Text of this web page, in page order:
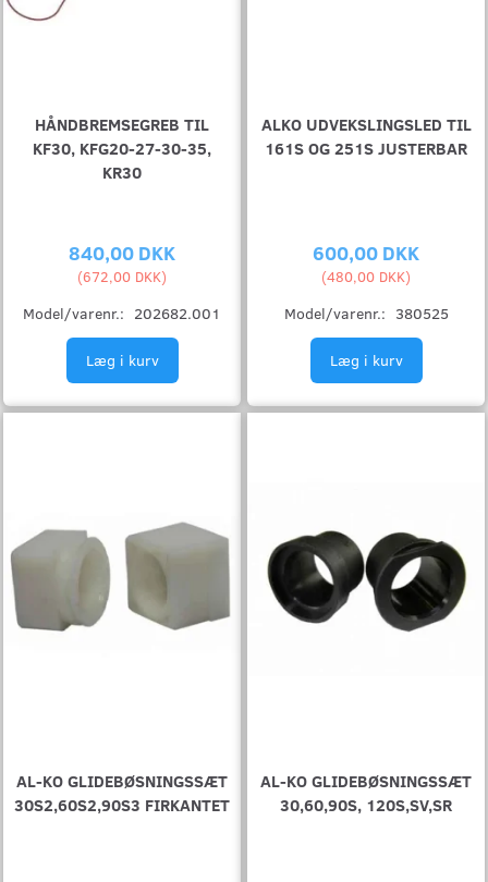
HÅNDBREMSEGREB TIL
KF30, KFG20-27-30-35,
KR30
840,00 DKK
(672,00 DKK)
Model/varenr.: 202682.001
Læg i kurv
ALKO UDVEKSLINGSLED TIL
161S OG 251S JUSTERBAR
600,00 DKK
(480,00 DKK)
Model/varenr.: 380525
Læg i kurv
AL-KO GLIDEBØSNINGSSÆT
30S2,60S2,90S3 FIRKANTET
AL-KO GLIDEBØSNINGSSÆT
30,60,90S, 120S,SV,SR